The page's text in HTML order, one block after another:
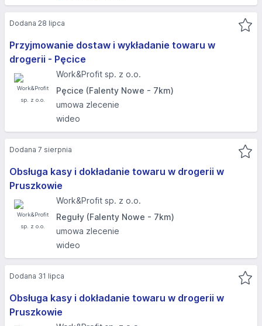
Przyjmowanie dostaw i wykładanie towaru w
drogerii - Pęcice
Work&Profit sp. z o.o.
Pęcice (Falenty Nowe - 7km)
umowa zlecenie
wideo
Dodana 28 lipca
Obsługa kasy i dokładanie towaru w drogerii w
Pruszkowie
Work&Profit sp. z o.o.
Reguły (Falenty Nowe - 7km)
umowa zlecenie
wideo
Dodana 7 sierpnia
Obsługa kasy i dokładanie towaru w drogerii w
Pruszkowie
Dodana 31 lipca